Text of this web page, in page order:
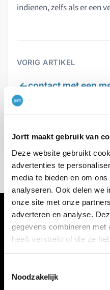
Jortt maakt gebruik van
Deze website gebruikt
advertenties te
media te bieden en om
analyseren. Ook delen we
onze site met onze
adverteren en analyse.
gegevens combineren met
heeft verstrekt of die ze
Noodzakelijk
indienen, zelfs als er een
VORIG ARTIKEL
←contact met een
VOLGEND ARTIKEL